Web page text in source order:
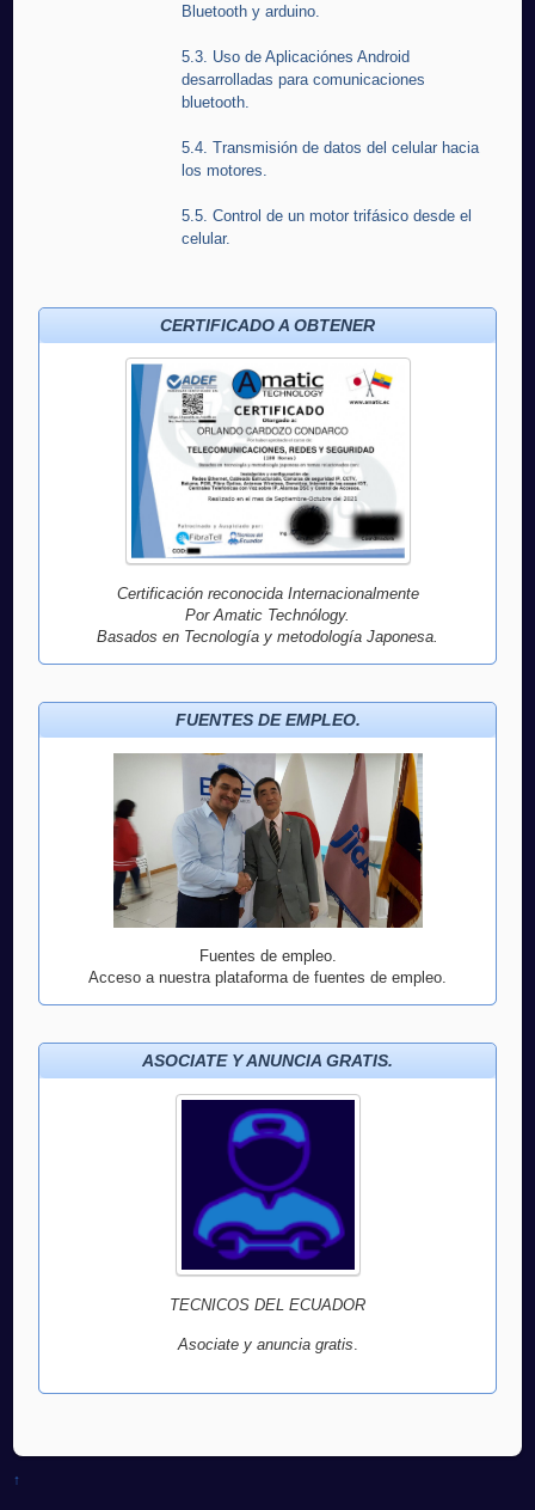
Bluetooth y arduino.
5.3. Uso de Aplicaciónes Android
desarrolladas para comunicaciones
bluetooth.
5.4. Transmisión de datos del celular hacia
los motores.
5.5. Control de un motor trifásico desde el
celular.
CERTIFICADO A OBTENER
Certificación reconocida Internacionalmente
Por Amatic Technólogy.
Basados en Tecnología y metodología Japonesa.
FUENTES DE EMPLEO.
Fuentes de empleo.
Acceso a nuestra plataforma de fuentes de empleo.
ASOCIATE Y ANUNCIA GRATIS.
TECNICOS DEL ECUADOR
Asociate y anuncia gratis.
↑